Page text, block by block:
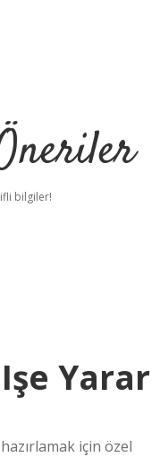
bilgiler!
Yarar
için özel